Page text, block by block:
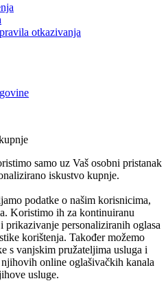
otkazivanja
samo uz Vaš osobni pristanak
iskustvo kupnje.
podatke o našim korisnicima,
Koristimo ih za kontinuiranu
prikazivanje personaliziranih oglasa
korištenja. Također možemo
s vanjskim pružateljima usluga i
online oglašivačkih kanala
usluge.